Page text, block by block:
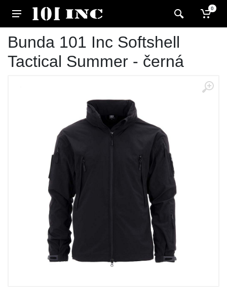
0
Bunda 101 Inc Softshell
Tactical Summer - černá